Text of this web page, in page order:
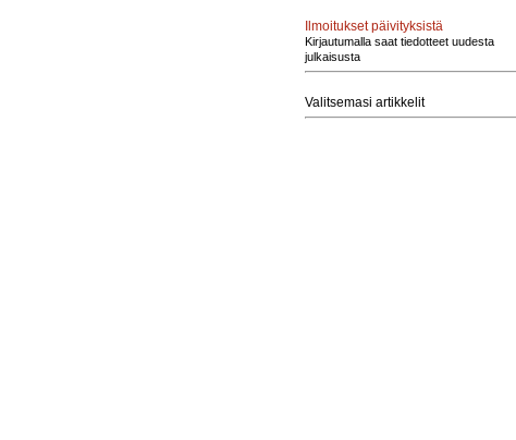
Ilmoitukset päivityksistä
Kirjautumalla saat tiedotteet uudesta
julkaisusta
Valitsemasi artikkelit